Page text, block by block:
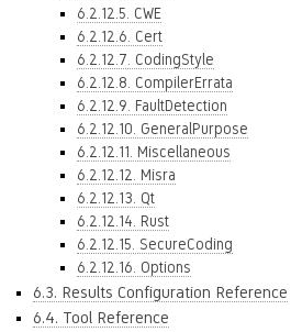
6.2.12.5. CWE
6.2.12.6. Cert
6.2.12.7. CodingStyle
6.2.12.8. CompilerErrata
6.2.12.9. FaultDetection
6.2.12.10. GeneralPurpose
6.2.12.11. Miscellaneous
6.2.12.12. Misra
6.2.12.13. Qt
6.2.12.14. Rust
6.2.12.15. SecureCoding
6.2.12.16. Options
6.3. Results Configuration Reference
6.4. Tool Reference